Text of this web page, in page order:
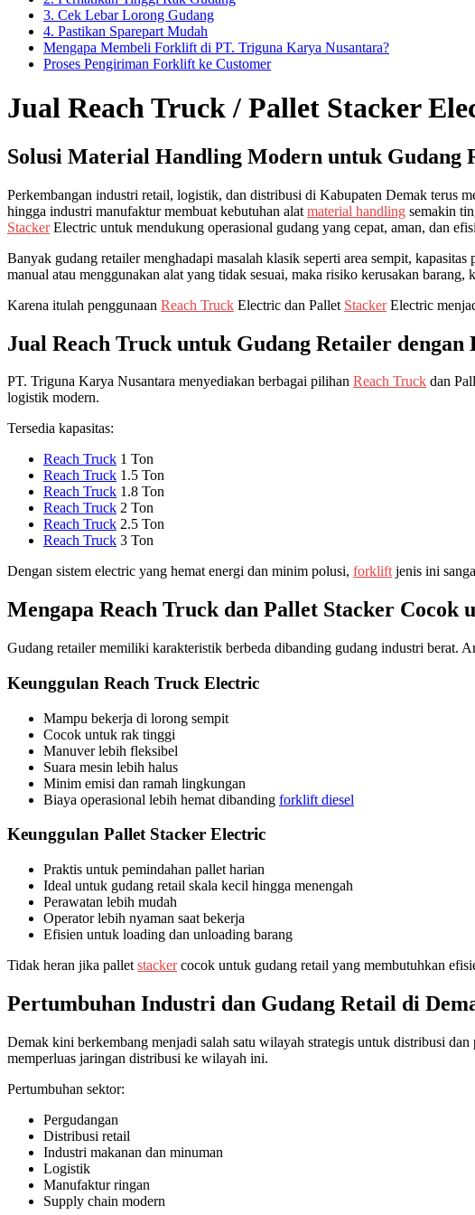
3. Cek Lebar Lorong Gudang
4. Pastikan Sparepart Mudah
Mengapa Membeli Forklift di PT. Triguna Karya Nusantara?
Proses Pengiriman Forklift ke Customer
Jual Reach Truck / Pallet Stacker
Solusi Material Handling Modern untuk Gudang
Perkembangan industri retail, logistik, dan distribusi di Kabupaten Demak terus
hingga industri manufaktur membuat kebutuhan alat material handling semakin
StackerElectric untuk mendukung operasional gudang yang cepat, aman, dan
Banyak gudang retailer menghadapi masalah klasik seperti area sempit,
manual atau menggunakan alat yang tidak sesuai, maka risiko kerusakan
Karena itulah penggunaan Reach Truck Electric dan Pallet StackerElectric
Jual Reach Truck untuk Gudang Retailer dengan
PT. Triguna Karya Nusantara menyediakan berbagai pilihan Reach Truck dan
logistik modern.
Tersedia kapasitas:
Reach Truck 1 Ton
Reach Truck 1.5 Ton
Reach Truck 1.8 Ton
Reach Truck 2 Ton
Reach Truck 2.5 Ton
Reach Truck 3 Ton
Dengan sistem electric yang hemat energi dan minim polusi, forkliftjenis ini
Mengapa Reach Truck dan Pallet Stacker Cocok
Gudang retailer memiliki karakteristik berbeda dibanding gudang industri berat.
Keunggulan Reach Truck Electric
Mampu bekerja di lorong sempit
Cocok untuk rak tinggi
Manuver lebih fleksibel
Suara mesin lebih halus
Minim emisi dan ramah lingkungan
Biaya operasional lebih hemat dibanding forklift diesel
Keunggulan Pallet Stacker Electric
Praktis untuk pemindahan pallet harian
Ideal untuk gudang retail skala kecil hingga menengah
Perawatan lebih mudah
Operator lebih nyaman saat bekerja
Efisien untuk loading dan unloading barang
Tidak heran jika pallet stackercocok untuk gudang retail yang membutuhkan
Pertumbuhan Industri dan Gudang Retail di
Demak kini berkembang menjadi salah satu wilayah strategis untuk distribusi
memperluas jaringan distribusi ke wilayah ini.
Pertumbuhan sektor:
Pergudangan
Distribusi retail
Industri makanan dan minuman
Logistik
Manufaktur ringan
Supply chain modern